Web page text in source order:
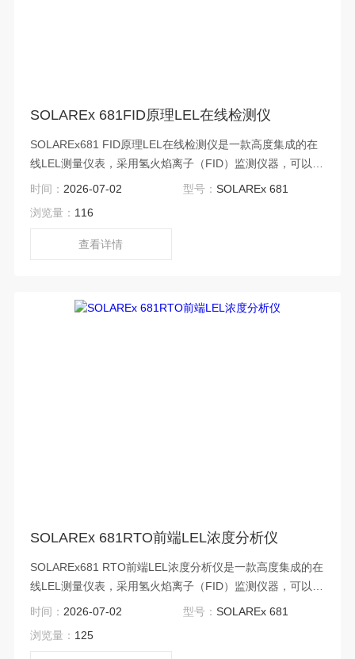
SOLAREx 681FID原理LEL在线检测仪
SOLAREx681 FID原理LEL在线检测仪是一款高度集成的在
线LEL测量仪表，采用氢火焰离子（FID）监测仪器，可以保
证分析仪连续不断的测量废气的低爆炸极限，响应时间＜1
时间： 2026-07-02 型号：SOLAREx 681
浏览量： 116
查看详情
SOLAREx 681RTO前端LEL浓度分析仪
SOLAREx681 RTO前端LEL浓度分析仪是一款高度集成的在
线LEL测量仪表，采用氢火焰离子（FID）监测仪器，可以保
证分析仪连续不断的测量废气的低爆炸极限，响应时间＜1
时间： 2026-07-02 型号：SOLAREx 681
浏览量： 125